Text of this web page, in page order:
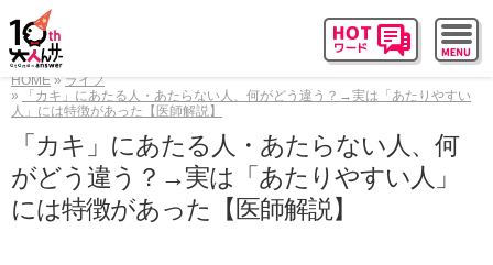
HOME
ライフ
「カキ」にあたる人・あたらない人、何がどう違う？→実は「あたりやすい
人」には特徴があった【医師解説】
「カキ」にあたる人・あたらない人、何
がどう違う？→実は「あたりやすい人」
には特徴があった【医師解説】